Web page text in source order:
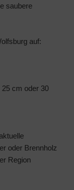
saubere
auf:
cm oder 30
oder Brennholz
Region